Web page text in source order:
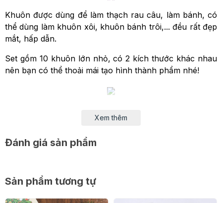
Khuôn được dùng để làm thạch rau câu, làm bánh, có
thể dùng làm khuôn xôi, khuôn bánh trôi,... đều rất đẹp
mắt, hấp dẫn.
Set gồm 10 khuôn lớn nhỏ, có 2 kích thước khác nhau
nên bạn có thể thoải mái tạo hình thành phẩm nhé!
sẽ múc 1 chút rau câu trong đổ vào khuôn lớn, đặt
- Khi sử dụng khuôn silicon trong lò vi sóng / lò nướng,
nên để khuôn cách thành trong hoặc ống gia nhiệt từ 3
Xem thêm
Đánh giá sản phẩm
Sản phẩm tương tự